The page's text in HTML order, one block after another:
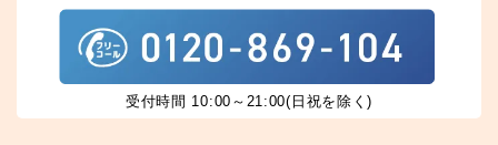
受付時間 10:00～21:00(日祝を除く)